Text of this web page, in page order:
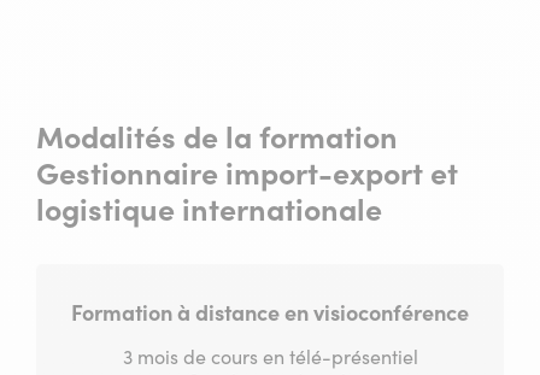
Modalités de la formation
Gestionnaire import-export et
logistique internationale
Formation à distance en visioconférence
3 mois de cours en télé-présentiel